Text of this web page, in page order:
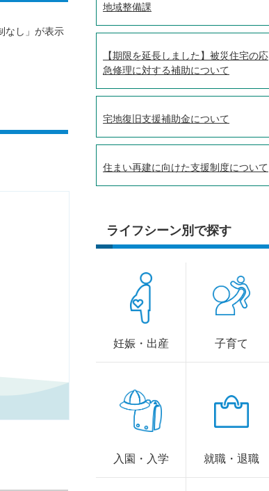
なし」が表示
地域整備課
【期限を延長しました】被災住宅の応
急修理に対する補助について
宅地復旧支援補助金について
住まい再建に向けた支援制度について
ライフシーン別で探す
妊娠・出産 子育て
入園・入学 就職・退職